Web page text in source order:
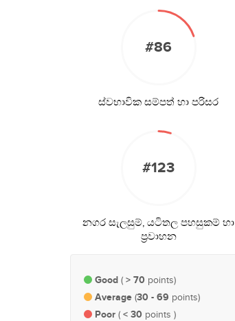
#86
ස්වභාවික සම්පත් හා පරිසර
#123
නගර සැලසුම්, යටිතල පහසුකම් හා
ප්‍රවාහන
Good ( > 70 points)
Average (30 - 69 points)
Poor ( < 30 points )